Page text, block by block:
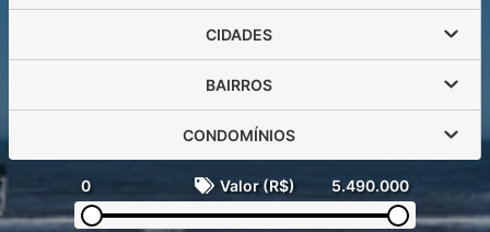
CIDADES
BAIRROS
CONDOMÍNIOS
0 Valor (R$) 5.490.000